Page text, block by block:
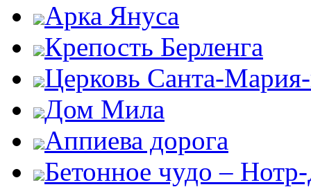
Арка Януса
Крепость Берленга
Церковь Санта-
Дом Мила
Аппиева дорога
Бетонное чудо –